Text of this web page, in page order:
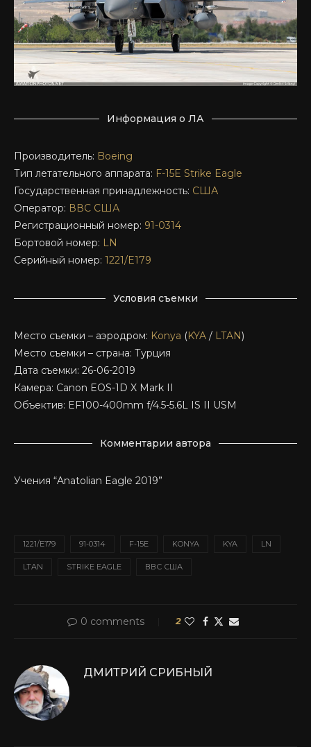
Информация о ЛА
Производитель: Boeing
Тип летательного аппарата: F-15E Strike Eagle
Государственная принадлежность: США
Оператор: ВВС США
Регистрационный номер: 91-0314
Бортовой номер: LN
Серийный номер: 1221/E179
Условия съемки
Место съемки – аэродром: Konya (KYA / LTAN)
Место съемки – страна: Турция
Дата съемки: 26-06-2019
Камера: Canon EOS-1D X Mark II
Объектив: EF100-400mm f/4.5-5.6L IS II USM
Комментарии автора
Учения “Anatolian Eagle 2019”
1221/E179 91-0314 F-15E KONYA KYA LN
LTAN STRIKE EAGLE ВВС США
0 comments 2
ДМИТРИЙ СРИБНЫЙ